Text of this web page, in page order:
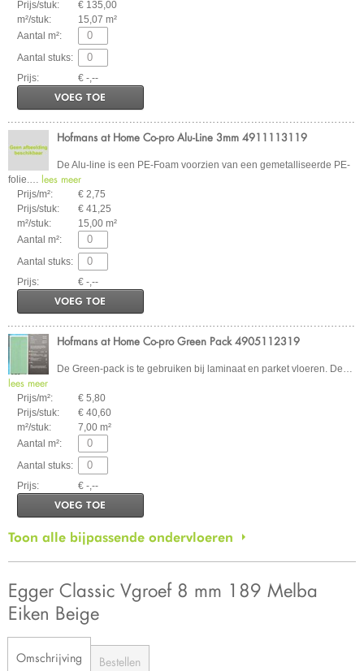
Prijs/stuk:
€ 135,00
m²/stuk:
15,07 m²
Aantal m²:
Aantal stuks:
Prijs:
€ -,--
VOEG TOE
Hofmans at Home Co-pro Alu-Line 3mm 4911113119
De Alu-line is een PE-Foam voorzien van een gemetalliseerde PE-
folie.
lees meer
Prijs/m²:
€ 2,75
Prijs/stuk:
€ 41,25
m²/stuk:
15,00 m²
Aantal m²:
Aantal stuks:
Prijs:
€ -,--
VOEG TOE
Hofmans at Home Co-pro Green Pack 4905112319
De Green-pack is te gebruiken bij laminaat en parket vloeren. De
lees meer
Prijs/m²:
€ 5,80
Prijs/stuk:
€ 40,60
m²/stuk:
7,00 m²
Aantal m²:
Aantal stuks:
Prijs:
€ -,--
VOEG TOE
Toon alle bijpassende ondervloeren
Egger Classic Vgroef 8 mm 189 Melba
Eiken Beige
Omschrijving Bestellen